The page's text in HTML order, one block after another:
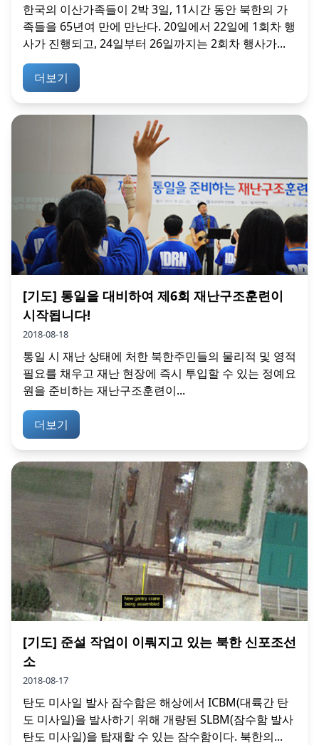
한국의 이산가족들이 2박 3일, 11시간 동안 북한의 가
족들을 65년여 만에 만난다. 20일에서 22일에 1회차 행
사가 진행되고, 24일부터 26일까지는 2회차 행사가...
더보기
[기도] 통일을 대비하여 제6회 재난구조훈련이
시작됩니다!
2018-08-18
통일 시 재난 상태에 처한 북한주민들의 물리적 및 영적
필요를 채우고 재난 현장에 즉시 투입할 수 있는 정예요
원을 준비하는 재난구조훈련이...
더보기
[기도] 준설 작업이 이뤄지고 있는 북한 신포조선
소
2018-08-17
탄도 미사일 발사 잠수함은 해상에서 ICBM(대륙간 탄
도 미사일)을 발사하기 위해 개량된 SLBM(잠수함 발사
탄도 미사일)을 탑재할 수 있는 잠수함이다. 북한의...